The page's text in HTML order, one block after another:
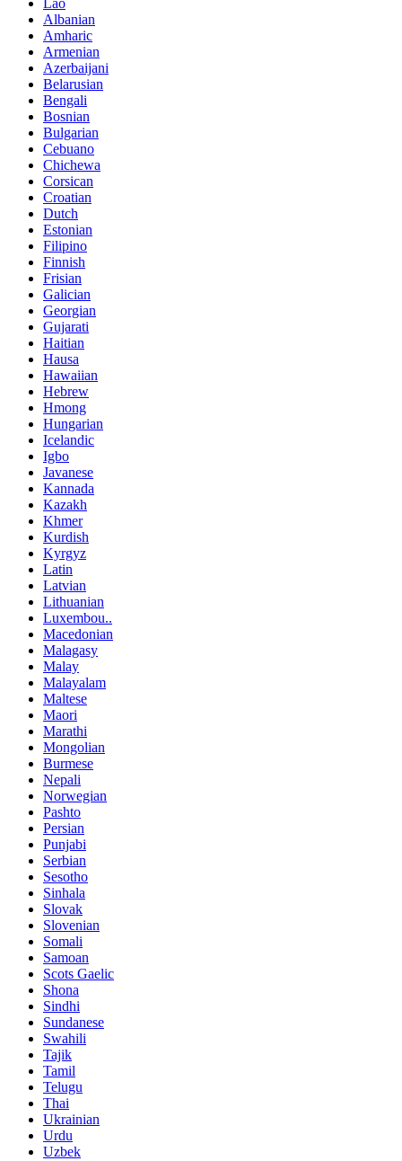
Lao
Albanian
Amharic
Armenian
Azerbaijani
Belarusian
Bengali
Bosnian
Bulgarian
Cebuano
Chichewa
Corsican
Croatian
Dutch
Estonian
Filipino
Finnish
Frisian
Galician
Georgian
Gujarati
Haitian
Hausa
Hawaiian
Hebrew
Hmong
Hungarian
Icelandic
Igbo
Javanese
Kannada
Kazakh
Khmer
Kurdish
Kyrgyz
Latin
Latvian
Lithuanian
Luxembou..
Macedonian
Malagasy
Malay
Malayalam
Maltese
Maori
Marathi
Mongolian
Burmese
Nepali
Norwegian
Pashto
Persian
Punjabi
Serbian
Sesotho
Sinhala
Slovak
Slovenian
Somali
Samoan
Scots Gaelic
Shona
Sindhi
Sundanese
Swahili
Tajik
Tamil
Telugu
Thai
Ukrainian
Urdu
Uzbek